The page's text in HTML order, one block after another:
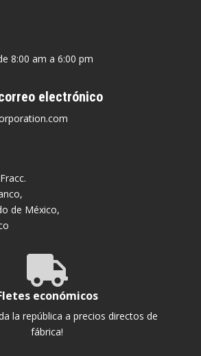
8:00 am a 6:00 pm
electrónico
de México,

económicos
la república a precios directos de
fábrica!